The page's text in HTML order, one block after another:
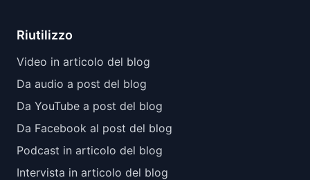
Riutilizzo
Video in articolo del blog
Da audio a post del blog
Da YouTube a post del blog
Da Facebook al post del blog
Podcast in articolo del blog
Intervista in articolo del blog